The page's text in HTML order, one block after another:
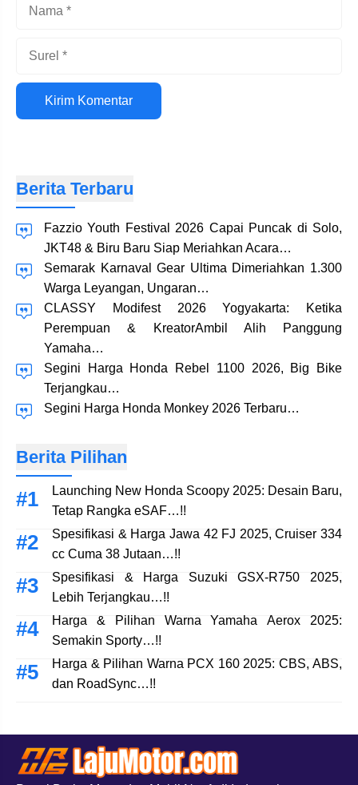
Situs
web
Berita Terbaru
Fazzio Youth Festival 2026 Capai Puncak di Solo,
JKT48 & Biru Baru Siap Meriahkan Acara…
Semarak Karnaval Gear Ultima Dimeriahkan 1.300
Warga Leyangan, Ungaran…
CLASSY Modifest 2026 Yogyakarta: Ketika
Perempuan & KreatorAmbil Alih Panggung
Yamaha…
Segini Harga Honda Rebel 1100 2026, Big Bike
Terjangkau…
Segini Harga Honda Monkey 2026 Terbaru…
Berita Pilihan
Launching New Honda Scoopy 2025: Desain Baru,
Tetap Rangka eSAF…!!
Spesifikasi & Harga Jawa 42 FJ 2025, Cruiser 334
cc Cuma 38 Jutaan…!!
Spesifikasi & Harga Suzuki GSX-R750 2025,
Lebih Terjangkau…!!
Harga & Pilihan Warna Yamaha Aerox 2025:
Semakin Sporty…!!
Harga & Pilihan Warna PCX 160 2025: CBS, ABS,
dan RoadSync…!!